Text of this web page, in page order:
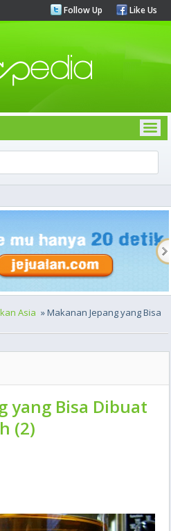
Follow Up Like Us
Asia » Makanan Jepang yang Bisa
yang Bisa Dibuat
(2)